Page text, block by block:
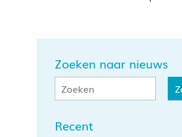
Zoeken naar nieuws
Recent